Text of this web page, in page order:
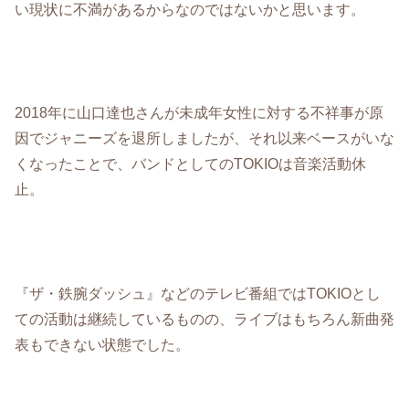
い現状に不満があるからなのではないかと思います。
2018年に山口達也さんが未成年女性に対する不祥事が原
因でジャニーズを退所しましたが、それ以来ベースがいな
くなったことで、バンドとしてのTOKIOは音楽活動休
止。
『ザ・鉄腕ダッシュ』などのテレビ番組ではTOKIOとし
ての活動は継続しているものの、ライブはもちろん新曲発
表もできない状態でした。